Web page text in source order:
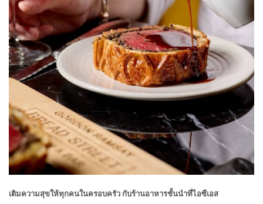
เติมความสุขให้ทุกคนในครอบครัว กับร้านอาหารชั้นนำที่ไอซีเอส